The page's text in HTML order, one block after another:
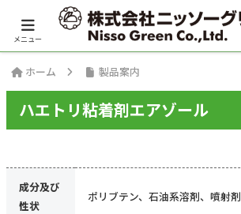
ホーム 製品案内
ハエトリ粘着剤エアゾール
成分及び
性状
ポリブテン、石油系溶剤、噴射剤
メニュー